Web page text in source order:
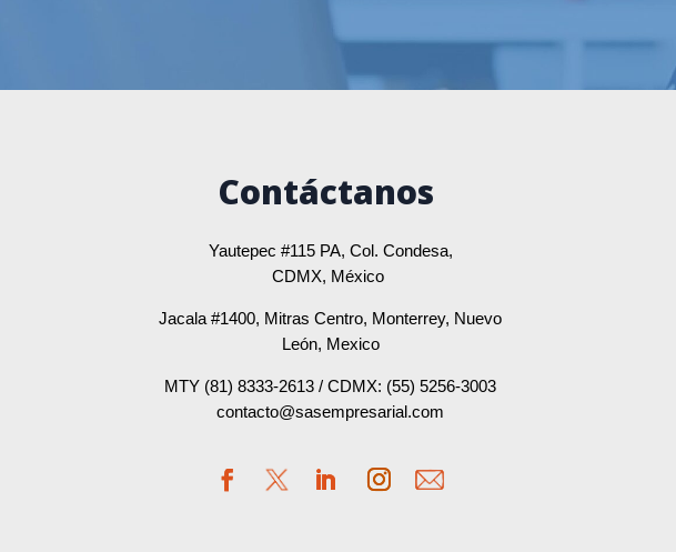
Contáctanos
Yautepec #115 PA, Col. Condesa,
CDMX, México
Jacala #1400, Mitras Centro, Monterrey, Nuevo
León, Mexico
MTY (81) 8333-2613 / CDMX: (55) 5256-3003
contacto@sasempresarial.com